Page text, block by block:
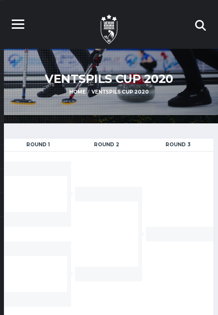
VENTSPILS CUP 2020
HOME VENTSPILS CUP 2020
ROUND 1 ROUND 2 ROUND 3